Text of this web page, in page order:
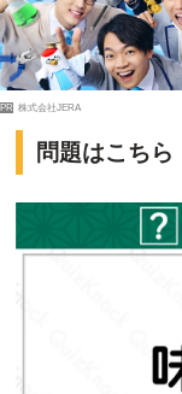
PR 株式会社JERA
問題はこちら